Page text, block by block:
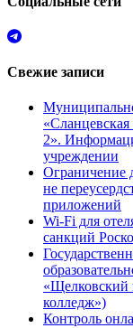
Свежие записи
2».
учреждении
Ограничение
не
приложений
Wi-Fi для
санкций
колледж»)
Контроль